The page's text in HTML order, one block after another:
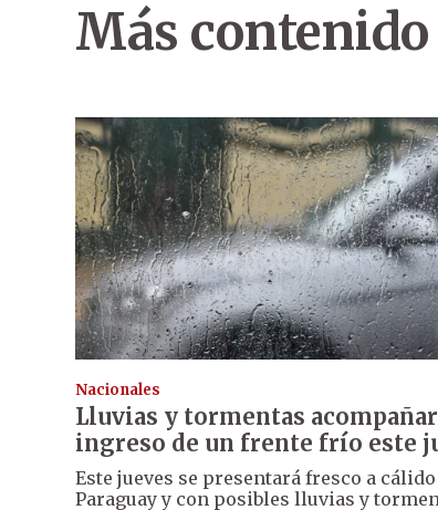
Más contenido
Nacionales
Lluvias y tormentas
ingreso de un frente frío este
Este jueves se presentará fresco a
Paraguay y con posibles lluvias y